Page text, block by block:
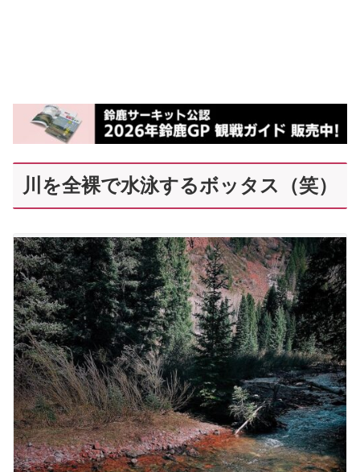
川を全裸で水泳するボッタス（笑）